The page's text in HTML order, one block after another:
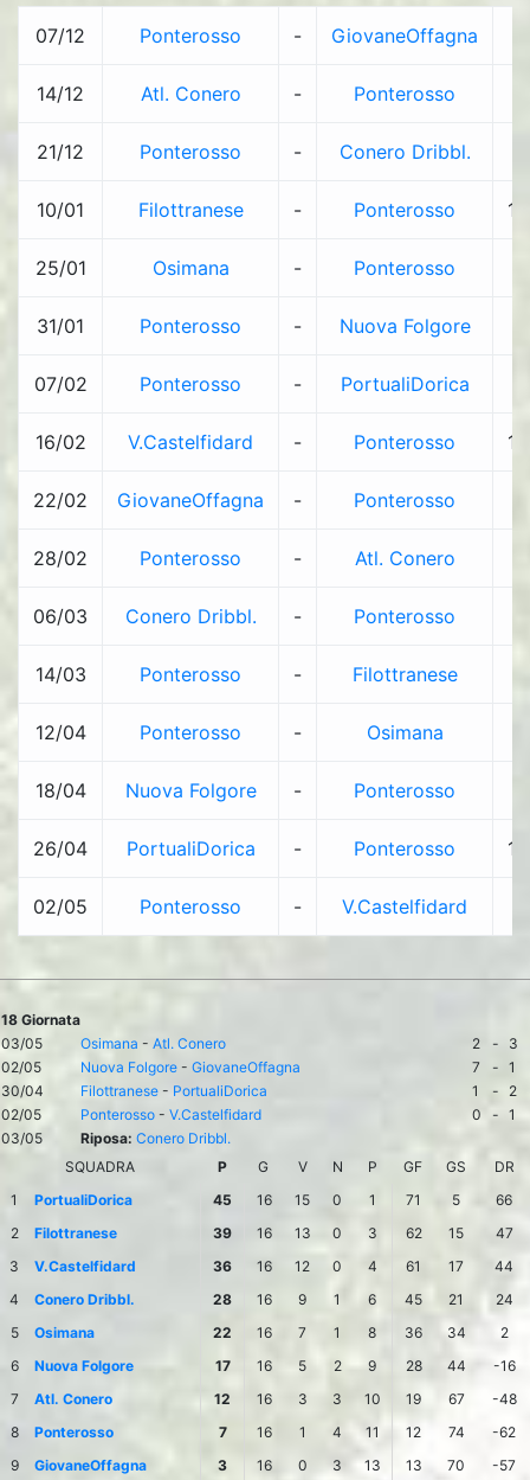
07/12 Ponterosso - GiovaneOffagna
14/12 Atl. Conero - Ponterosso
21/12 Ponterosso - Conero Dribbl.
10/01 Filottranese - Ponterosso 10
25/01 Osimana - Ponterosso
31/01 Ponterosso - Nuova Folgore
07/02 Ponterosso - PortualiDorica
16/02 V.Castelfidard - Ponterosso 10
22/02 GiovaneOffagna - Ponterosso
28/02 Ponterosso - Atl. Conero
06/03 Conero Dribbl. - Ponterosso
14/03 Ponterosso - Filottranese
12/04 Ponterosso - Osimana
18/04 Nuova Folgore - Ponterosso
26/04 PortualiDorica - Ponterosso 12
02/05 Ponterosso - V.Castelfidard
18 Giornata
03/05
Osimana - Atl. Conero 2 -
3
02/05
Nuova Folgore - GiovaneOffagna 7 - 1
30/04
Filottranese - PortualiDorica 1 -
2
02/05
Ponterosso - V.Castelfidard 0 - 1
03/05
Riposa: Conero Dribbl.
SQUADRA
P G V N P GF GS
DR
1
PortualiDorica 45 16 15 0 1 71 5
66
2
Filottranese 39 16 13 0 3 62 15
47
3
V.Castelfidard 36 16 12 0 4 61 17
44
4
Conero Dribbl. 28 16 9 1 6 45 21
24
5
Osimana 22 16 7 1 8 36 34
2
6
Nuova Folgore 17 16 5 2 9 28 44
-16
7
Atl. Conero 12 16 3 3 10 19 67
-48
8
Ponterosso 7 16 1 4 11 12 74
-62
9
GiovaneOffagna 3 16 0 3 13 13 70 -57